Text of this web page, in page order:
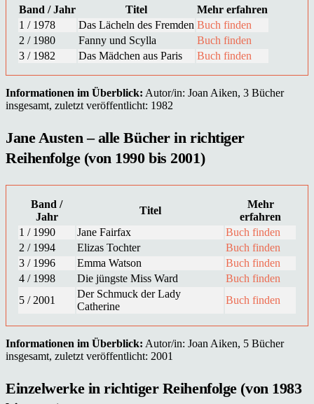
Band / Jahr Titel
Mehr erfahren
1 / 1978
Das Lächeln des Fremden Buch finden
2 / 1980
Fanny und Scylla
Buch finden
3 / 1982
Das Mädchen aus Paris Buch finden
Informationen im Überblick: Autor/in: Joan Aiken, 3 Bücher
insgesamt, zuletzt veröffentlicht: 1982
Jane Austen – alle Bücher in richtiger
Reihenfolge (von 1990 bis 2001)
Band /
Jahr
Titel
Mehr
erfahren
1 / 1990
Jane Fairfax
Buch finden
2 / 1994
Elizas Tochter
Buch finden
3 / 1996
Emma Watson
Buch finden
4 / 1998
Die jüngste Miss Ward
Buch finden
5 / 2001
Der Schmuck der Lady
Catherine
Buch finden
Informationen im Überblick: Autor/in: Joan Aiken, 5 Bücher
insgesamt, zuletzt veröffentlicht: 2001
Einzelwerke in richtiger Reihenfolge (von 1983